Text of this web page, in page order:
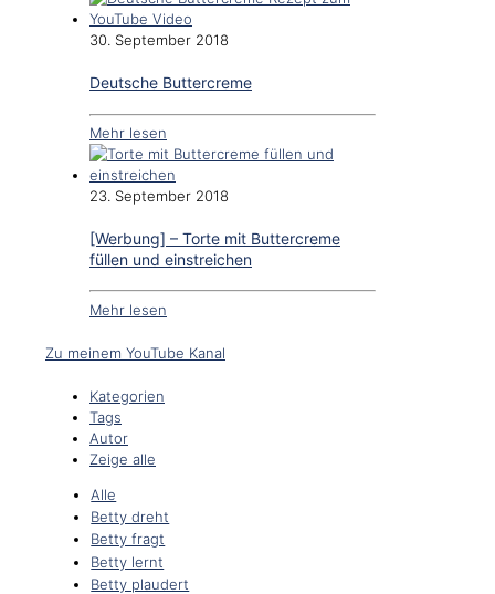
30. September 2018
Deutsche Buttercreme
Mehr lesen
23. September 2018
[Werbung] – Torte mit Buttercreme
füllen und einstreichen
Mehr lesen
Zu meinem YouTube Kanal
Kategorien
Tags
Autor
Zeige alle
Alle
Betty dreht
Betty fragt
Betty lernt
Betty plaudert